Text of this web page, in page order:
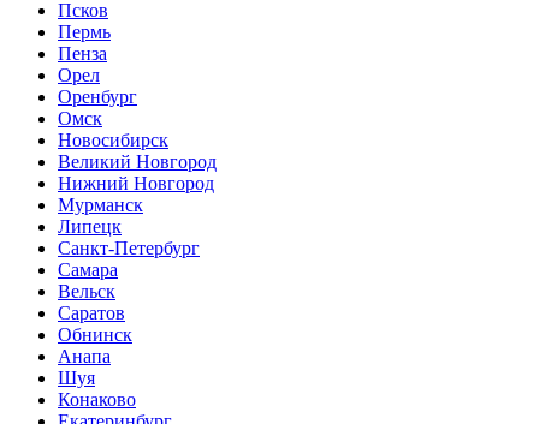
Псков
Пермь
Пенза
Орел
Оренбург
Омск
Новосибирск
Великий Новгород
Нижний Новгород
Мурманск
Липецк
Санкт-Петербург
Самара
Вельск
Саратов
Обнинск
Анапа
Шуя
Конаково